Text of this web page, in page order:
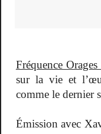
Fréquence
sur la vie et
comme le dernier
Émission avec